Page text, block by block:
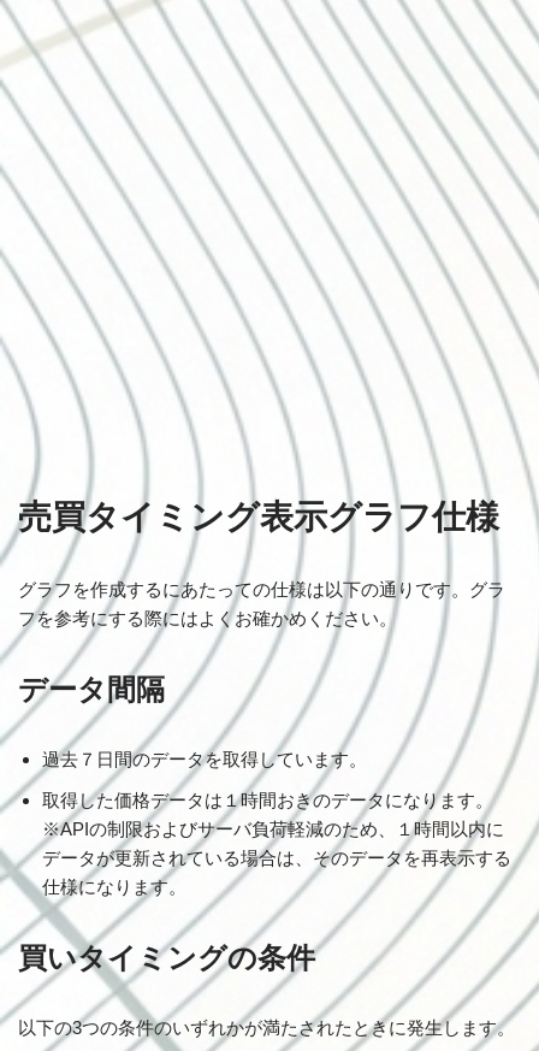
売買タイミング表示グラフ仕様
グラフを作成するにあたっての仕様は以下の通りです。グラ
フを参考にする際にはよくお確かめください。
データ間隔
過去７日間のデータを取得しています。
取得した価格データは１時間おきのデータになります。
※APIの制限およびサーバ負荷軽減のため、１時間以内に
データが更新されている場合は、そのデータを再表示する
仕様になります。
買いタイミングの条件
以下の3つの条件のいずれかが満たされたときに発生します。